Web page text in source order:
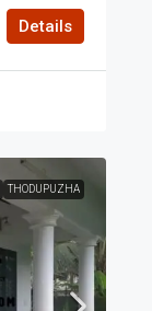
Details
THODUPUZHA